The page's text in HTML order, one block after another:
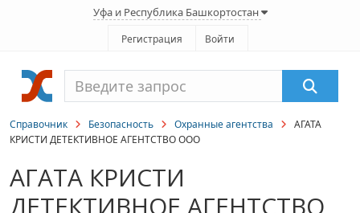
Уфа и Республика Башкортостан
Регистрация Войти
Справочник Безопасность Охранные агентства
АГАТА
КРИСТИ ДЕТЕКТИВНОЕ АГЕНТСТВО ООО
АГАТА КРИСТИ
ДЕТЕКТИВНОЕ АГЕНТСТВО